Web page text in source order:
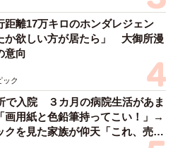
距離17万キロのホンダレジェン
か欲しい方が居たら」 大御所漫
意向
ック
で入院 ３カ月の病院生活があま
画用紙と色鉛筆持ってこい！」→
クを見た家族が仰天「これ、売れ